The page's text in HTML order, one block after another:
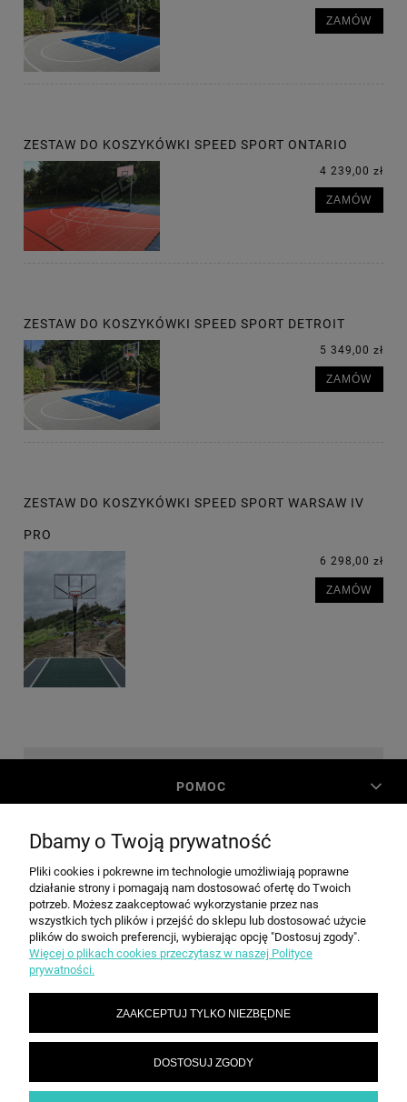
ZAMÓW
ZESTAW DO KOSZYKÓWKI SPEED SPORT ONTARIO
4 239,00 zł
ZAMÓW
ZESTAW DO KOSZYKÓWKI SPEED SPORT DETROIT
5 349,00 zł
ZAMÓW
ZESTAW DO KOSZYKÓWKI SPEED SPORT WARSAW IV
PRO
6 298,00 zł
ZAMÓW
POMOC
MOJE KONTO
PŁATNOŚCI I DOSTAWA
INFORMACJE
O NAS
SPEED grupa Sp. z o.o. | ul. Parkowa 12, 05-200 Wołomin |sekretariat@spd.pl
Dbamy o Twoją prywatność
Pliki cookies i pokrewne im technologie umożliwiają poprawne
działanie strony i pomagają nam dostosować ofertę do Twoich
potrzeb. Możesz zaakceptować wykorzystanie przez nas
wszystkich tych plików i przejść do sklepu lub dostosować użycie
plików do swoich preferencji, wybierając opcję "Dostosuj zgody".
Więcej o plikach cookies przeczytasz w naszej Polityce
prywatności.
ZAAKCEPTUJ TYLKO NIEZBĘDNE
DOSTOSUJ ZGODY